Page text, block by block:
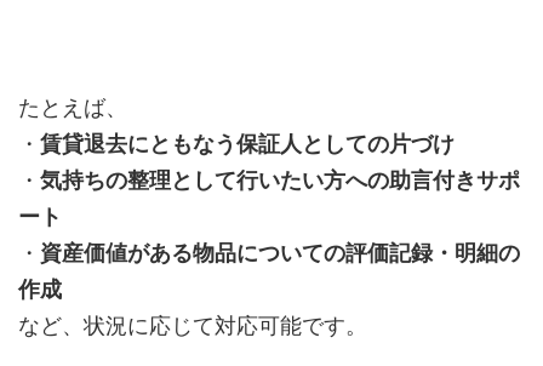
たとえば、
・ 賃貸退去にともなう保証人としての片づけ
・ 気持ちの整理として行いたい方への助言付きサポ
ート
・ 資産価値がある物品についての評価記録・明細の
作成
など、状況に応じて対応可能です。